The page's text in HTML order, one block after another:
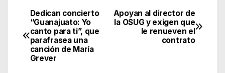
Apoyan al director de
la OSUG y exigen que
le renueven el
contrato
Dedican concierto
“Guanajuato: Yo
canto para ti”, que
parafrasea una
canción de María
Grever